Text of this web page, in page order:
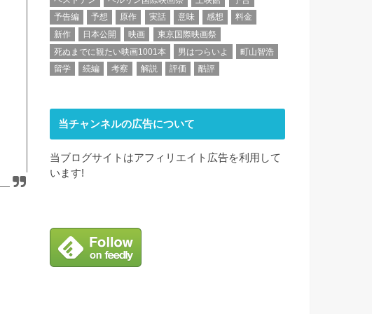
予告編
予想 原作 実話 意味 感想
料金
新作
日本公開 映画
東京国際映画祭
死ぬまでに観たい映画1001本
男はつらいよ
町山智浩
留学
続編 考察 解説 評価 酷評
当チャンネルの広告について
当ブログサイトはアフィリエイト広告を利用して
います!